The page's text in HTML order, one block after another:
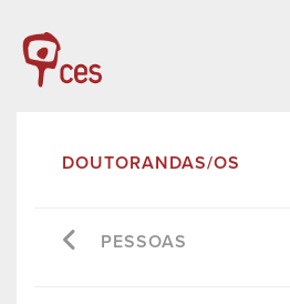
DOUTORANDAS/OS
PESSOAS